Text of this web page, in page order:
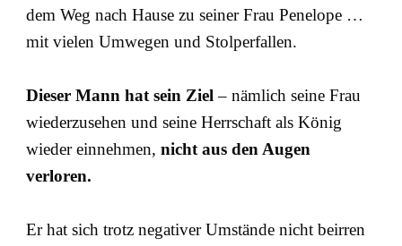
dem Weg nach Hause zu seiner Frau Penelope …
mit vielen Umwegen und Stolperfallen.
Dieser Mann hat sein Ziel – nämlich seine Frau
wiederzusehen und seine Herrschaft als König
wieder einnehmen, nicht aus den Augen
verloren.
Er hat sich trotz negativer Umstände nicht beirren